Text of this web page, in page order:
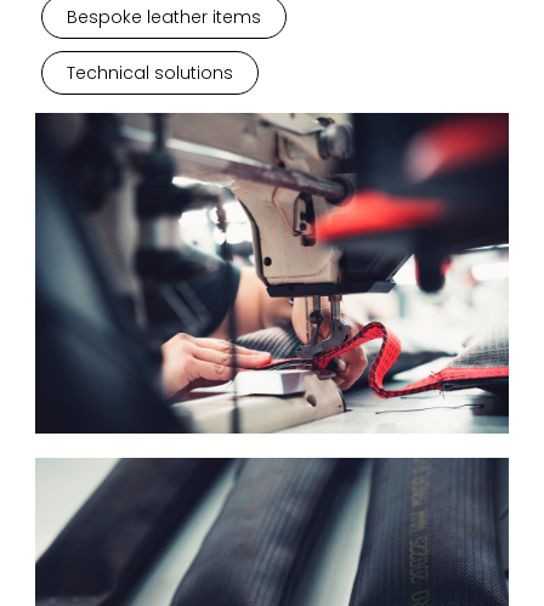
Bespoke leather items
Technical solutions